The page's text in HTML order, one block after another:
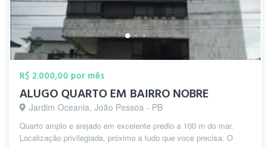
R$ 2.000,00 por mês
ALUGO QUARTO EM BAIRRO NOBRE
Jardim Oceania, João Pessoa - PB
Quarto amplo e arejado em excelente predio a 100 m do mar.
Localização privilegiada, próximo a tudo que voce precisa. O